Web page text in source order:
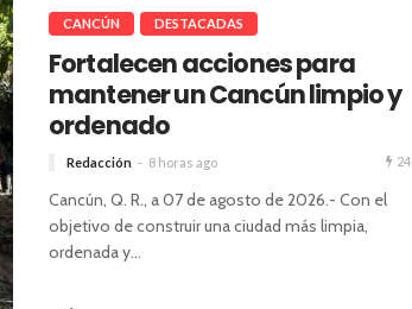
CANCÚN DESTACADAS
Fortalecen acciones para
mantener un Cancún limpio y
ordenado
Redacción 8 horas ago 24
Cancún, Q. R., a 07 de agosto de 2026.- Con el
objetivo de construir una ciudad más limpia,
ordenada y...